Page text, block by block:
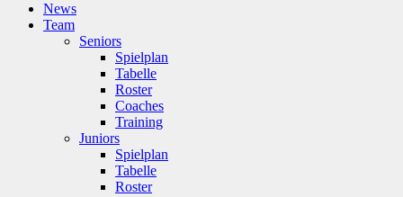
News
Team
Seniors
Spielplan
Tabelle
Roster
Coaches
Training
Juniors
Spielplan
Tabelle
Roster